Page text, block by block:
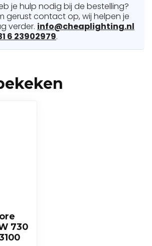
je hulp nodig bij de bestelling?
gerust contact op, wij helpen je
verder. info@cheaplighting.nl
6 23902979.
730